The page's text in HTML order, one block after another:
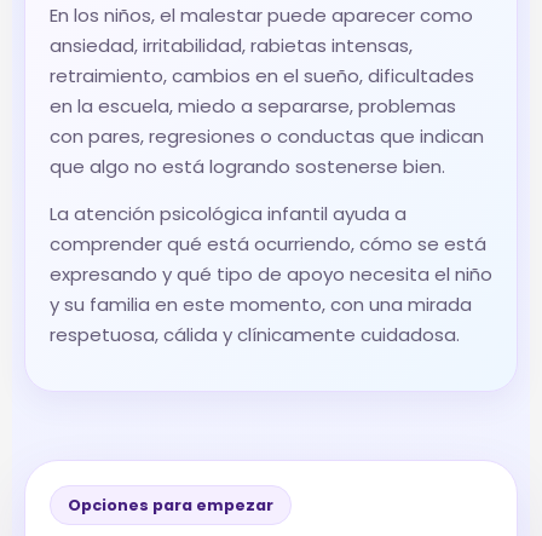
En los niños, el malestar puede aparecer como
ansiedad, irritabilidad, rabietas intensas,
retraimiento, cambios en el sueño, dificultades
en la escuela, miedo a separarse, problemas
con pares, regresiones o conductas que indican
que algo no está logrando sostenerse bien.
La atención psicológica infantil ayuda a
comprender qué está ocurriendo, cómo se está
expresando y qué tipo de apoyo necesita el niño
y su familia en este momento, con una mirada
respetuosa, cálida y clínicamente cuidadosa.
Opciones para empezar